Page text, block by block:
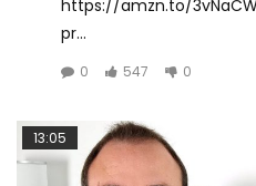
https://amzn.to/
pr...
0 547 0
13:05